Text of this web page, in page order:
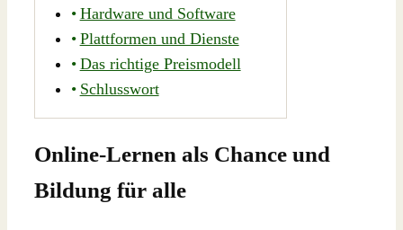
Hardware und Software
Plattformen und Dienste
Das richtige Preismodell
Schlusswort
Online-Lernen als Chance und
Bildung für alle